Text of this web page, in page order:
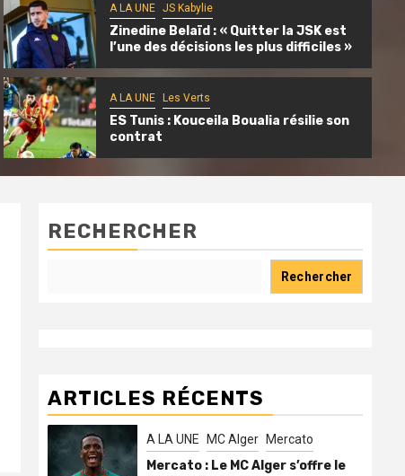
A LA UNE JS Kabylie
JS Kabylie : inauguration du centre de
formation « Mohand Cherif Hannachi »
17 heures il y a Ali Ait Si Amer
A LA UNE JS Kabylie
Zinedine Belaïd : « Quitter la JSK est
l’une des décisions les plus difficiles »
A LA UNE Les Verts
ES Tunis : Kouceila Boualia résilie son
contrat
RECHERCHER
Rechercher
ARTICLES RÉCENTS
A LA UNE MC Alger Mercato
Mercato : Le MC Alger s’offre le